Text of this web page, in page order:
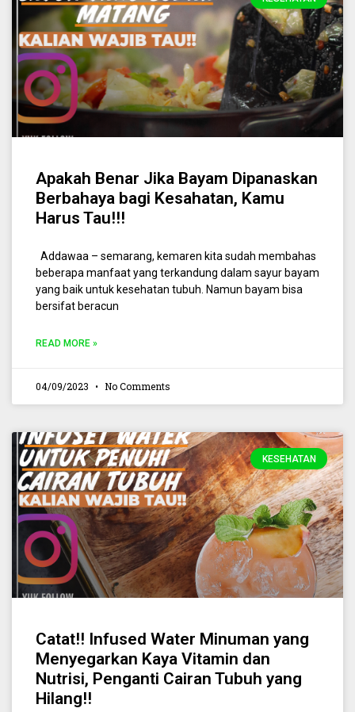
Apakah Benar Jika Bayam Dipanaskan
Berbahaya bagi Kesahatan, Kamu
Harus Tau!!!
Addawaa – semarang, kemaren kita sudah membahas
beberapa manfaat yang terkandung dalam sayur bayam
yang baik untuk kesehatan tubuh. Namun bayam bisa
bersifat beracun
READ MORE »
04/09/2023 No Comments
KESEHATAN
Catat!! Infused Water Minuman yang
Menyegarkan Kaya Vitamin dan
Nutrisi, Penganti Cairan Tubuh yang
Hilang!!